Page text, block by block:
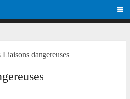
Liaisons dangereuses